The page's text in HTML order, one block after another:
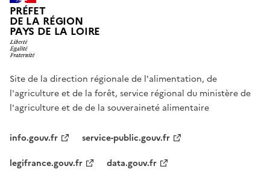
PRÉFET
DE LA RÉGION
PAYS DE LA LOIRE
Site de la direction régionale de l'alimentation, de
l'agriculture et de la forêt, service régional du ministère de
l'agriculture et de de la souveraineté alimentaire
info.gouv.fr
service-public.gouv.fr
legifrance.gouv.fr
data.gouv.fr